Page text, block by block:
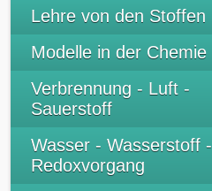
Lehre von den Stoffen
Modelle in der Chemie
Verbrennung - Luft -
Sauerstoff
Wasser - Wasserstoff -
Redoxvorgang